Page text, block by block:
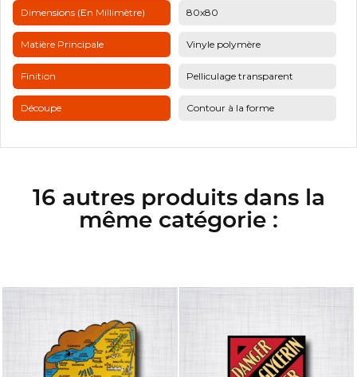
Dimensions (en Millimètre) 80x80
Matière Principale Vinyle polymère
Finition Pelliculage transparent
Découpe Contour à la forme
16 autres produits dans la
même catégorie :